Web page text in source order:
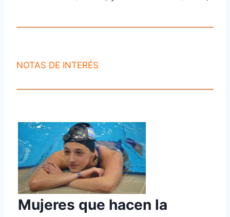
NOTAS DE INTERÉS
Mujeres que hacen la